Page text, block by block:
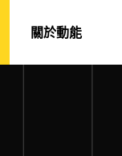
關於動能